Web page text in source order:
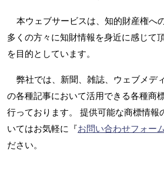
本ウェブサービスは、知的財産権へ
多くの方々に知財情報を身近に感じて
を目的としています。
弊社では、新聞、雑誌、ウェブメデ
の各種記事において活用できる各種商
行っております。 提供可能な商標情報
いてはお気軽に『お問い合わせフォー
ださい。